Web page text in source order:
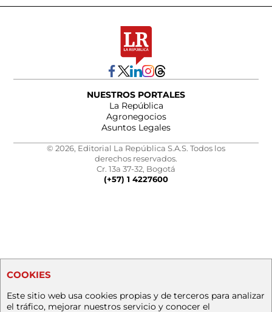
NUESTROS PORTALES
La República
Agronegocios
Asuntos Legales
© 2026, Editorial La República S.A.S. Todos los
derechos reservados.
Cr. 13a 37-32, Bogotá
(+57) 1 4227600
COOKIES
Este sitio web usa cookies propias y de terceros para analizar
el tráfico, mejorar nuestros servicio y conocer el